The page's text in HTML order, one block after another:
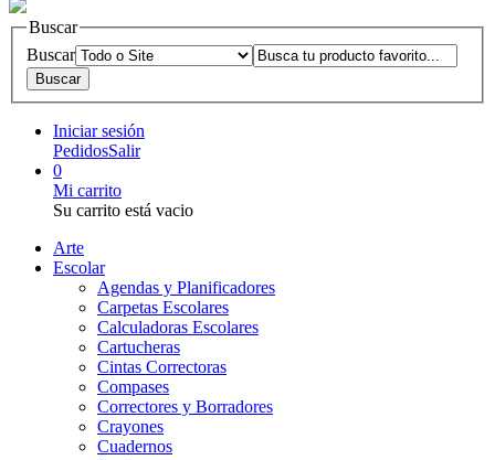
Buscar
Buscar
Iniciar sesión
PedidosSalir
0
Mi carrito
Su carrito está vacio
Arte
Escolar
Agendas y Planificadores
Carpetas Escolares
Calculadoras Escolares
Cartucheras
Cintas Correctoras
Compases
Correctores y Borradores
Crayones
Cuadernos